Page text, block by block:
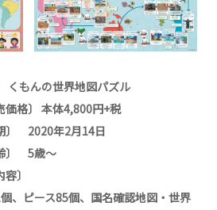
くもんの世界地図パズル
価格〕 本体4,800円+税
〕 2020年2月14日
〕 5歳～
〕
、ピース85個、国名確認地図・世界